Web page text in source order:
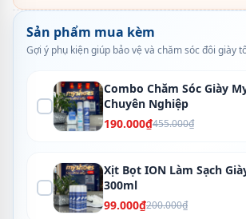
Sản phẩm mua kèm
Gợi ý phụ kiện giúp bảo vệ và chăm sóc đôi giày
Combo Chăm Sóc Giày
Chuyên Nghiệp
190.000₫455.000₫
Xịt Bọt ION Làm Sạch
300ml
99.000₫200.000₫